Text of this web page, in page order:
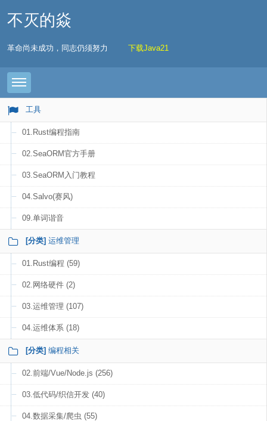
不灭的焱
革命尚未成功，同志仍须努力 下载Java21
Toggle navigation
工具
01.Rust编程指南
02.SeaORM官方手册
03.SeaORM入门教程
04.Salvo(赛风)
09.单词谐音
[分类] 运维管理
01.Rust编程 (59)
02.网络硬件 (2)
03.运维管理 (107)
04.运维体系 (18)
[分类] 编程相关
02.前端/Vue/Node.js (256)
03.低代码/织信开发 (40)
04.数据采集/爬虫 (55)